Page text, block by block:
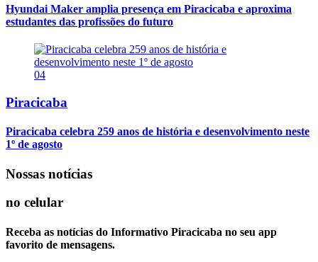
Hyundai Maker amplia presença em Piracicaba e aproxima
estudantes das profissões do futuro
04
Piracicaba
Piracicaba celebra 259 anos de história e desenvolvimento neste
1º de agosto
Nossas notícias
no celular
Receba as notícias do Informativo Piracicaba no seu app
favorito de mensagens.